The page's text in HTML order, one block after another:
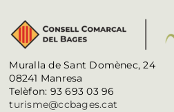
Muralla de Sant Domènec, 24
08241 Manresa
Telèfon: 93 693 03 96
turisme@ccbages.cat